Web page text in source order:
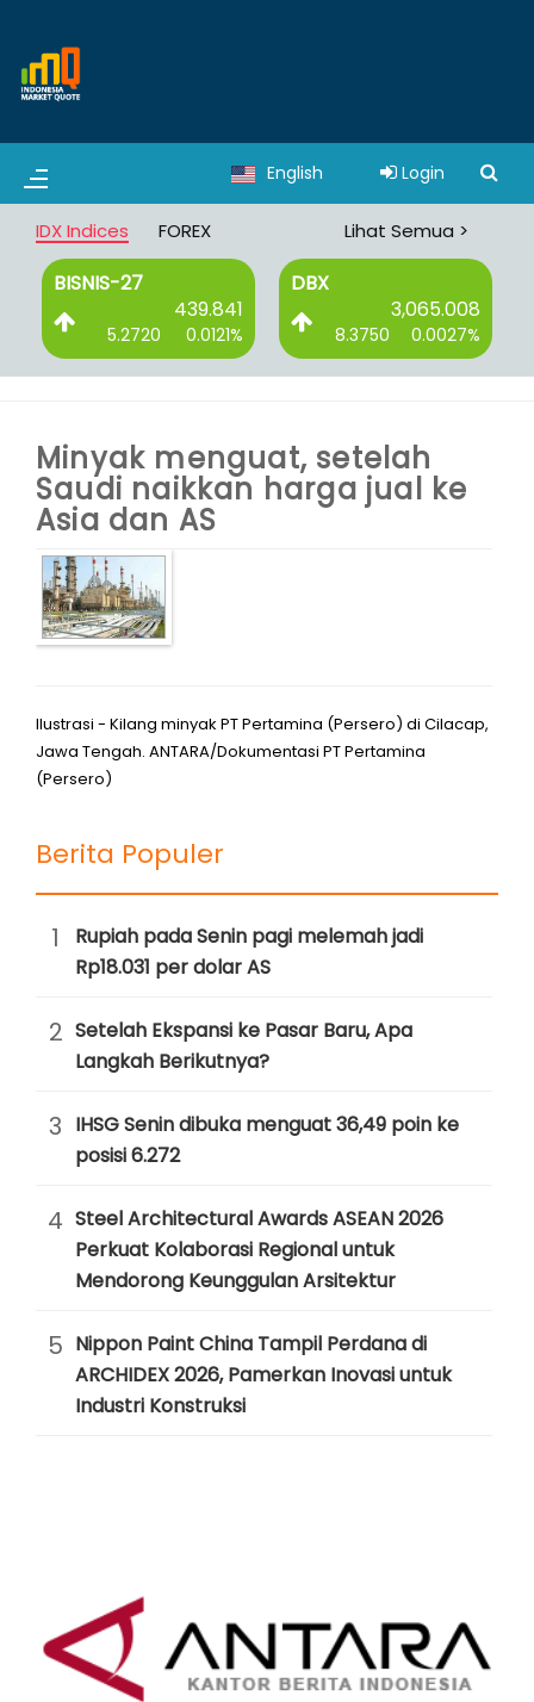
English Login
IDX Indices FOREX Lihat Semua >
BISNIS-27
439.841
5.2720 0.0121%
DBX
3,065.008
8.3750 0.0027%
Minyak menguat, setelah
Saudi naikkan harga jual ke
Asia dan AS
Ilustrasi - Kilang minyak PT Pertamina (Persero) di Cilacap,
Jawa Tengah. ANTARA/Dokumentasi PT Pertamina
(Persero)
Berita Populer
1
Rupiah pada Senin pagi melemah jadi
Rp18.031 per dolar AS
2 Setelah Ekspansi ke Pasar Baru, Apa
Langkah Berikutnya?
3 IHSG Senin dibuka menguat 36,49 poin ke
posisi 6.272
4 Steel Architectural Awards ASEAN 2026
Perkuat Kolaborasi Regional untuk
Mendorong Keunggulan Arsitektur
5 Nippon Paint China Tampil Perdana di
ARCHIDEX 2026, Pamerkan Inovasi untuk
Industri Konstruksi